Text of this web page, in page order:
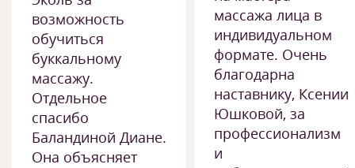
возможность
обучиться
буккальному
массажу.
Отдельное
спасибо
Баландиной Диане.
Она объясняет
массажа лица в
индивидуальном
формате. Очень
благодарна
наставнику, Ксении
Юшковой, за
профессионализм
и